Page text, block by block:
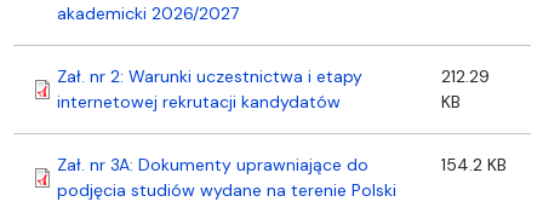
akademicki 2026/2027
Zał. nr 2: Warunki uczestnictwa i etapy
internetowej rekrutacji kandydatów
212.29
KB
Zał. nr 3A: Dokumenty uprawniające do
podjęcia studiów wydane na terenie Polski
154.2 KB